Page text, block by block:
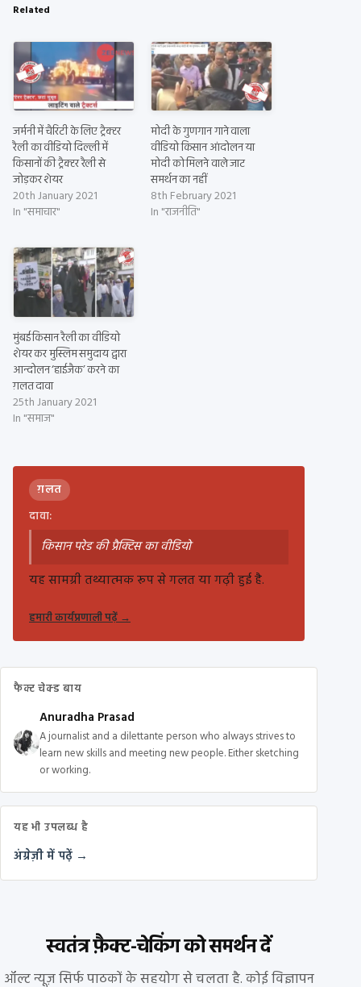
Related
जर्मनी में चैरिटी के लिए ट्रैक्टर
रैली का वीडियो दिल्ली में
किसानों की ट्रैक्टर रैली से
जोड़कर शेयर
20th January 2021
In "समाचार"
मोदी के गुणगान गाने वाला
वीडियो किसान आंदोलन या
मोदी को मिलने वाले जाट
समर्थन का नहीं
8th February 2021
In "राजनीति"
मुंबई किसान रैली का वीडियो
शेयर कर मुस्लिम समुदाय द्वारा
आन्दोलन ‘हाईजैक’ करने का
ग़लत दावा
25th January 2021
In "समाज"
ग़लत
दावा:
किसान परेड की प्रैक्टिस का वीडियो
यह सामग्री तथ्यात्मक रूप से गलत या गढ़ी हुई है.
हमारी कार्यप्रणाली पढ़ें→
फैक्ट चेक्ड बाय
Anuradha Prasad
A journalist and a dilettante person who always strives to
learn new skills and meeting new people. Either sketching
or working.
यह भी उपलब्ध है
अंग्रेज़ी में पढ़ें →
स्वतंत्र फ़ैक्ट-चेकिंग को समर्थन दें
ऑल्ट न्यूज़ सिर्फ पाठकों के सहयोग से चलता है. कोई विज्ञापन